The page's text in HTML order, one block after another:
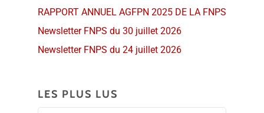
RAPPORT ANNUEL AGFPN 2025 DE LA FNPS
Newsletter FNPS du 30 juillet 2026
Newsletter FNPS du 24 juillet 2026
LES PLUS LUS